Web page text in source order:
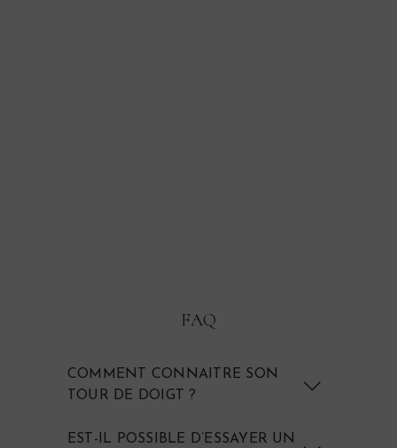
FAQ
COMMENT CONNAITRE SON
TOUR DE DOIGT ?
EST-IL POSSIBLE D’ESSAYER UN